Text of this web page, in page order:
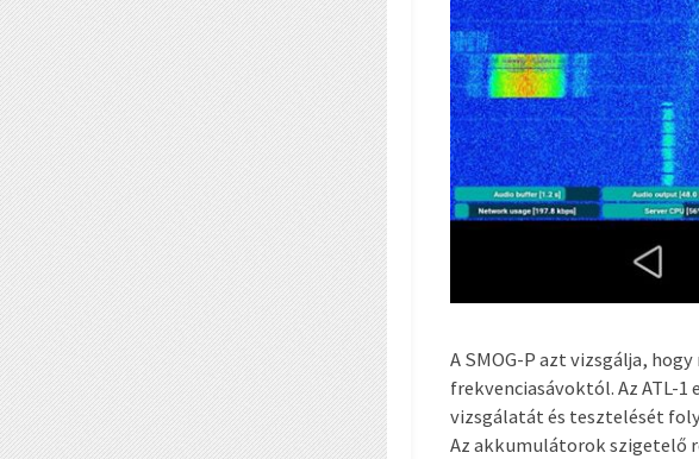
A SMOG-P azt vizsgálja,
frekvenciasávoktól. Az ATL-
vizsgálatát és tesztelését
Az akkumulátorok szigetelő